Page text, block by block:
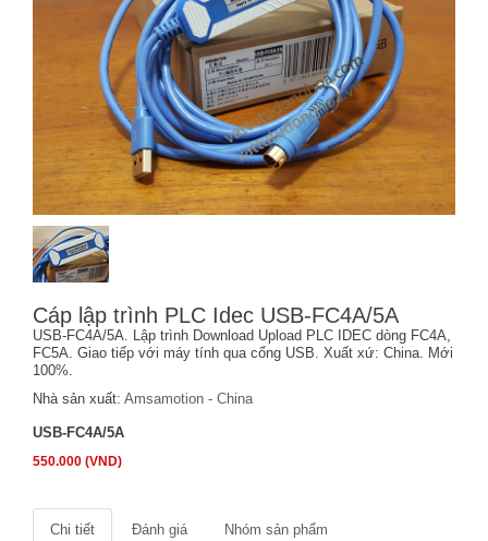
Cáp lập trình PLC Idec USB-FC4A/5A
USB-FC4A/5A. Lập trình Download Upload PLC IDEC dòng FC4A,
FC5A. Giao tiếp với máy tính qua cổng USB. Xuất xứ: China. Mới
100%.
Nhà sản xuất: Amsamotion - China
USB-FC4A/5A
550.000 (VND)
Chi tiết Đánh giá Nhóm sản phẩm